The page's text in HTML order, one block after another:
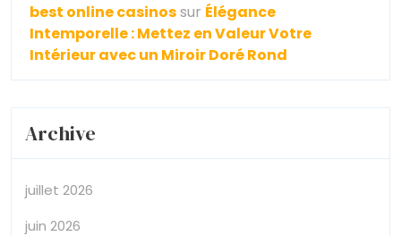
best online casinossur Élégance
Intemporelle : Mettez en Valeur Votre
Intérieur avec un Miroir Doré Rond
Archive
juillet 2026
juin 2026